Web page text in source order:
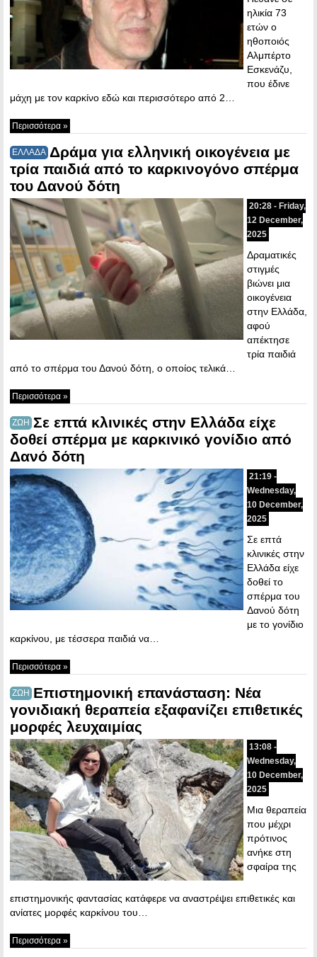
ηλικία 73
ετών ο
ηθοποιός
Αλμπέρτο
Εσκενάζυ,
που έδινε
μάχη με τον καρκίνο εδώ και περισσότερο από 2…
Περισσότερα »
ΕΛΛΑΔΑ Δράμα για ελληνική οικογένεια με
τρία παιδιά από το καρκινογόνο σπέρμα
του Δανού δότη
20:28 - Friday,
12 December,
2025
Δραματικές
στιγμές
βιώνει μια
οικογένεια
στην Ελλάδα,
αφού
απέκτησε
τρία παιδιά
από το σπέρμα του Δανού δότη, ο οποίος τελικά…
Περισσότερα »
ΖΩΗ Σε επτά κλινικές στην Ελλάδα είχε
δοθεί σπέρμα με καρκινικό γονίδιο από
Δανό δότη
21:19 -
Wednesday,
10 December,
2025
Σε επτά
κλινικές στην
Ελλάδα είχε
δοθεί το
σπέρμα του
Δανού δότη
με το γονίδιο
καρκίνου, με τέσσερα παιδιά να…
Περισσότερα »
ΖΩΗ Επιστημονική επανάσταση: Νέα
γονιδιακή θεραπεία εξαφανίζει επιθετικές
μορφές λευχαιμίας
13:08 -
Wednesday,
10 December,
2025
Μια θεραπεία
που μέχρι
πρότινος
ανήκε στη
σφαίρα της
επιστημονικής φαντασίας κατάφερε να αναστρέψει επιθετικές και
ανίατες μορφές καρκίνου του…
Περισσότερα »